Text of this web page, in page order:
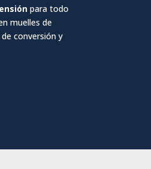
para todo
muelles de
conversión y